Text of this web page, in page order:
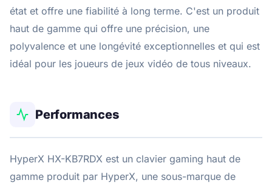
état et offre une fiabilité à long terme. C'est un produit
haut de gamme qui offre une précision, une
polyvalence et une longévité exceptionnelles et qui est
idéal pour les joueurs de jeux vidéo de tous niveaux.
Performances
HyperX HX-KB7RDX est un clavier gaming haut de
gamme produit par HyperX, une sous-marque de